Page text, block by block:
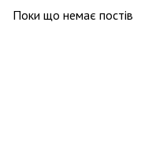
Поки що немає постів